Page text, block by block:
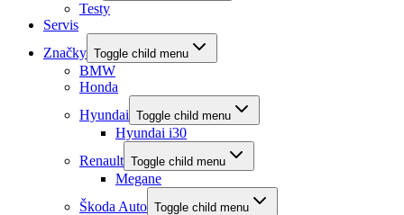
Testy
Servis
Značky Toggle child menu
BMW
Honda
Hyundai Toggle child menu
Hyundai i30
Renault Toggle child menu
Megane
Škoda Auto Toggle child menu